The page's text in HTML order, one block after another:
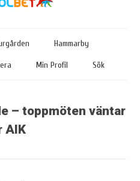
Hammarby
Min Profil Sök
– toppmöten väntar
AIK